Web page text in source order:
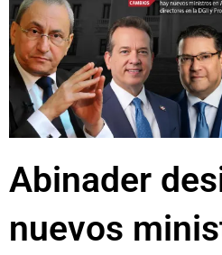
Abinader
nuevos